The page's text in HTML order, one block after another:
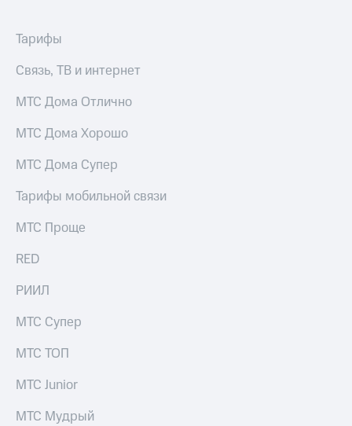
для дома
Услуги
Акции
Домашний
ТВ
в МТС
со своим
номером
Поддержка
и подписки
Видеонаблюдение
для дома
мес
МТС
Premium
Подписка
интернета,
Семейная
на тарифы,
подписки
Тарифы
Связь, ТВ и интернет
МТС Дома Отлично
МТС Дома Хорошо
МТС Дома Супер
Тарифы мобильной связи
МТС Проще
RED
РИИЛ
МТС Супер
МТС ТОП
МТС Junior
МТС Мудрый